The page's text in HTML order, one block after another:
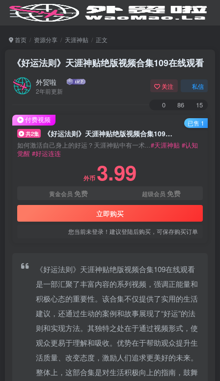
首页 资源分享 天涯神贴 正文
《好运法则》天涯神贴绝版视频合集109在线观看
外贸啦
2年前更新
关注 私信
0 86 15
共2集 《好运法则》天涯神贴绝版视频合集109在线观看
如何激活自己身上的好运？天涯神贴中有一术...#天涯神贴 #认知
觉醒 #好运连连
外币 3.99
黄金会员 免费 超级会员 免费
立即购买
您当前未登录！建议登陆后购买，可保存购买订单
付费视频 已售 1
《好运法则》天涯神贴绝版视频合集109在线观看
是一部汇聚了丰富内容的系列视频，强调正能量和
积极心态的重要性。该合集不仅提供了实用的生活
建议，还通过生动的案例和故事展现了“好运”的法
则和实现方法。其独特之处在于通过视频形式，使
观众更易于理解和吸收。优势在于帮助观众提升生
活质量、改变态度，激励人们追求更美好的未来。
整体上，这部合集是对生活积极向上的指南，鼓舞